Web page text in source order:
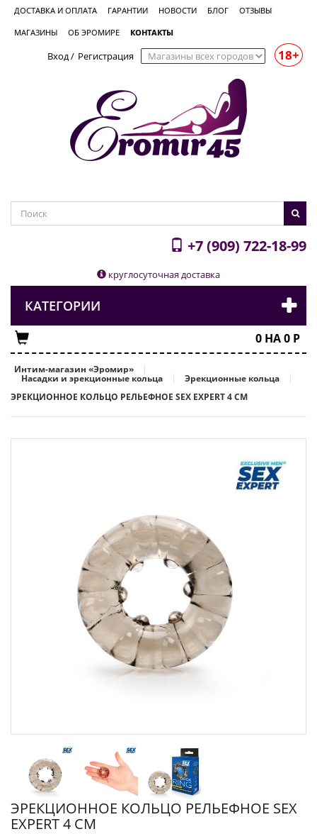
ДОСТАВКА И ОПЛАТА ГАРАНТИИ НОВОСТИ БЛОГ ОТЗЫВЫ
МАГАЗИНЫ ОБ ЭРОМИРЕ КОНТАКТЫ
Вход/ Регистрация 18+
+7 (909) 722-18-99
круглосуточная доставка
КАТЕГОРИИ
0 НА0 Р
Интим-магазин «Эромир»
Насадки и эрекционные кольца
Эрекционные кольца
ЭРЕКЦИОННОЕ КОЛЬЦО РЕЛЬЕФНОЕ SEX EXPERT 4 СМ
ЭРЕКЦИОННОЕ КОЛЬЦО РЕЛЬЕФНОЕ SEX
EXPERT 4 СМ